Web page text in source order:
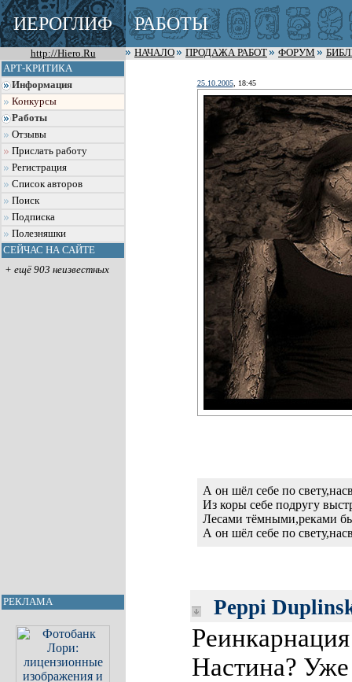
ИЕРОГЛИФ РАБОТЫ
http://Hiero.Ru НАЧАЛО ПРОДАЖА РАБОТ ФОРУМ
АРТ-КРИТИКА
Информация
Конкурсы
Работы
Отзывы
Прислать работу
Регистрация
Список авторов
Поиск
Подписка
Полезняшки
СЕЙЧАС НА САЙТЕ
+ ещё 903 неизвестных
РЕКЛАМА
25.10.2005, 18:45
А он шёл себе по
Из коры себе подругу
Лесами тёмными,реками
А он шёл себе по
Peppi
Настина?